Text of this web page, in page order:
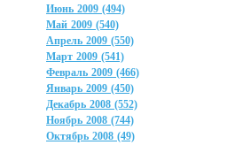
Июнь 2009 (494)
Май 2009 (540)
Апрель 2009 (550)
Март 2009 (541)
Февраль 2009 (466)
Январь 2009 (450)
Декабрь 2008 (552)
Ноябрь 2008 (744)
Октябрь 2008 (49)